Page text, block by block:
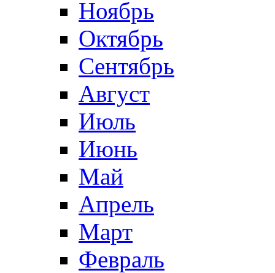
Ноябрь
Октябрь
Сентябрь
Август
Июль
Июнь
Май
Апрель
Март
Февраль